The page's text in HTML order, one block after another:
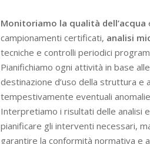
Monitoriamo la qualità dell’acqua
campionamenti certificati, analisi
tecniche e controlli periodici
Pianifichiamo ogni attività in base
destinazione d’uso della struttura e
tempestivamente eventuali
Interpretiamo i risultati delle analisi
pianificare gli interventi necessari,
garantire la conformità normativa e